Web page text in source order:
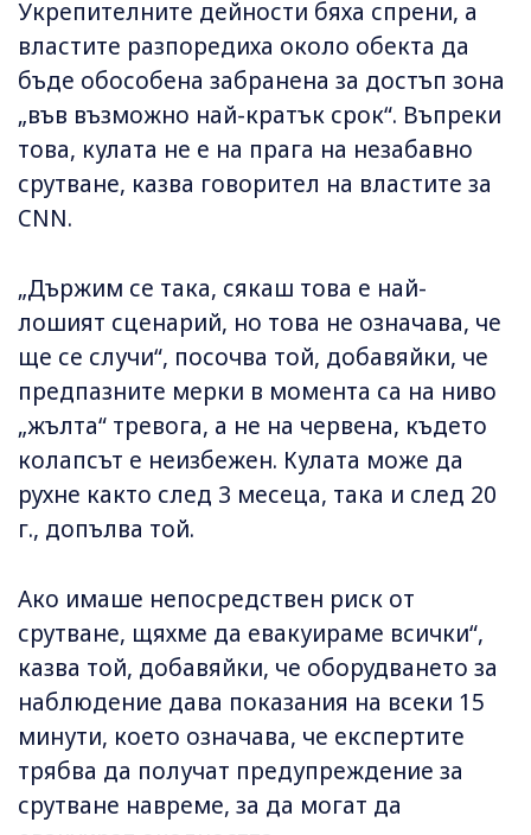
Укрепителните дейности бяха спрени, а
властите разпоредиха около обекта да
бъде обособена забранена за достъп зона
„във възможно най-кратък срок“. Въпреки
това, кулата не е на прага на незабавно
срутване, казва говорител на властите за
CNN.
„Държим се така, сякаш това е най-
лошият сценарий, но това не означава, че
ще се случи“, посочва той, добавяйки, че
предпазните мерки в момента са на ниво
„жълта“ тревога, а не на червена, където
колапсът е неизбежен. Кулата може да
рухне както след 3 месеца, така и след 20
г., допълва той.
Ако имаше непосредствен риск от
срутване, щяхме да евакуираме всички“,
казва той, добавяйки, че оборудването за
наблюдение дава показания на всеки 15
минути, което означава, че експертите
трябва да получат предупреждение за
срутване навреме, за да могат да